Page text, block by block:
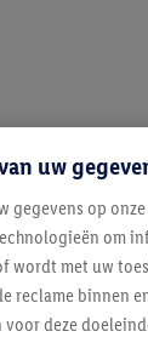
Blijf op
Schrijf je in
uw
gegevens op
om
wordt met uw
reclame binnen
deze